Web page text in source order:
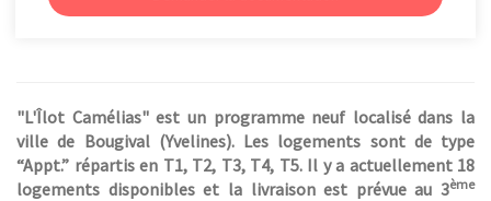
"L'Îlot Camélias" est un programme neuf localisé dans la
ville de Bougival (Yvelines). Les logements sont de type
“Appt.” répartis en T1, T2, T3, T4, T5. Il y a actuellement 18
logements disponibles et la livraison est prévue au 3ème